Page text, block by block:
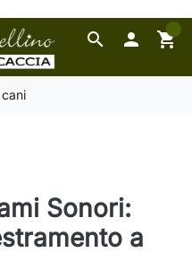
search  shopping_cart
0
Sonori:
a